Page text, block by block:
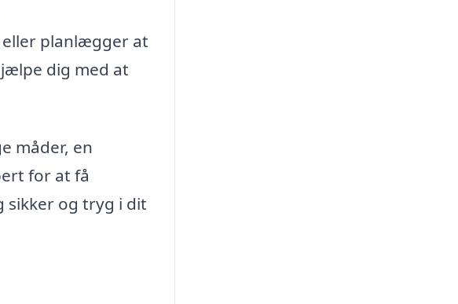
planlægger at
dig med at
måder, en
for at få
sikker og tryg i dit